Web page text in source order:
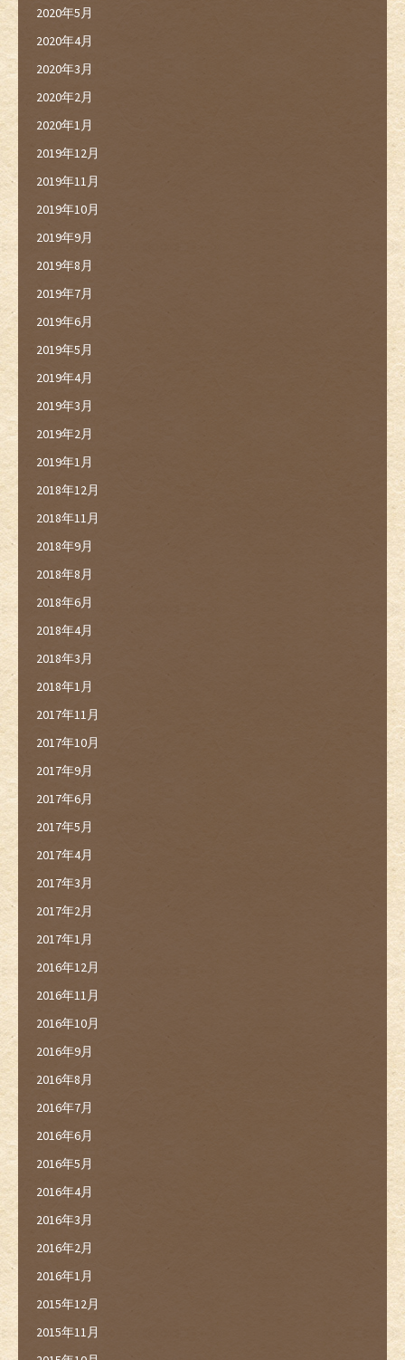
2020年5月
2020年4月
2020年3月
2020年2月
2020年1月
2019年12月
2019年11月
2019年10月
2019年9月
2019年8月
2019年7月
2019年6月
2019年5月
2019年4月
2019年3月
2019年2月
2019年1月
2018年12月
2018年11月
2018年9月
2018年8月
2018年6月
2018年4月
2018年3月
2018年1月
2017年11月
2017年10月
2017年9月
2017年6月
2017年5月
2017年4月
2017年3月
2017年2月
2017年1月
2016年12月
2016年11月
2016年10月
2016年9月
2016年8月
2016年7月
2016年6月
2016年5月
2016年4月
2016年3月
2016年2月
2016年1月
2015年12月
2015年11月